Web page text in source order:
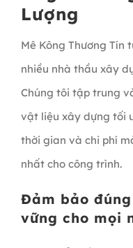
Lượng
Mê Kông Thương Tín
nhiều nhà thầu xây
Chúng tôi tập trung
vật liệu xây dựng tối
thời gian và chi phí
nhất cho công trình.
Đảm bảo
vững cho mọi